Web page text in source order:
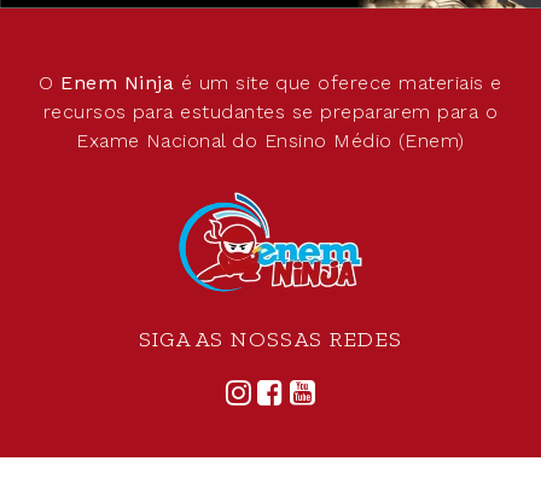
O Enem Ninja é um site que oferece materiais e
recursos para estudantes se prepararem para o
Exame Nacional do Ensino Médio (Enem)
SIGA AS NOSSAS REDES